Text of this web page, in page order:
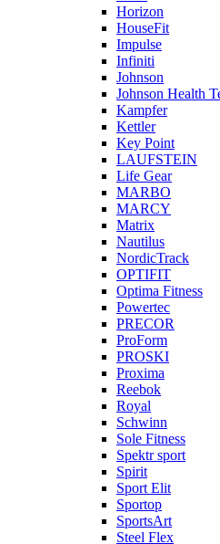
Horizon
HouseFit
Impulse
Infiniti
Johnson
Johnson Health
Kampfer
Kettler
Key Point
LAUFSTEIN
Life Gear
MARBO
MARCY
Matrix
Nautilus
NordicTrack
OPTIFIT
Optima Fitness
Powertec
PRECOR
ProForm
PROSKI
Proxima
Reebok
Royal
Schwinn
Sole Fitness
Spektr sport
Spirit
Sport Elit
Sportop
SportsArt
Steel Flex